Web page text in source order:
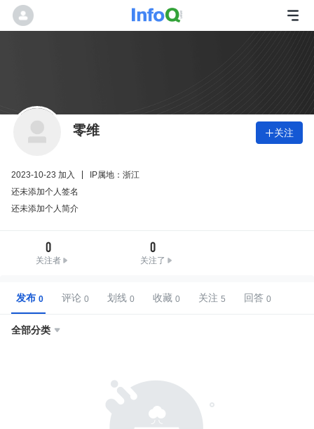
零维 关注
2023-10-23 加入
IP属地：浙江
还未添加个人签名
还未添加个人简介
0
关注者
0
关注了
发布 评论 划线 收藏 关注 回答
全部分类 